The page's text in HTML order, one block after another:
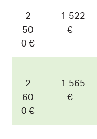
2
50
0 €
1 522
€
2
60
0 €
1 565
€